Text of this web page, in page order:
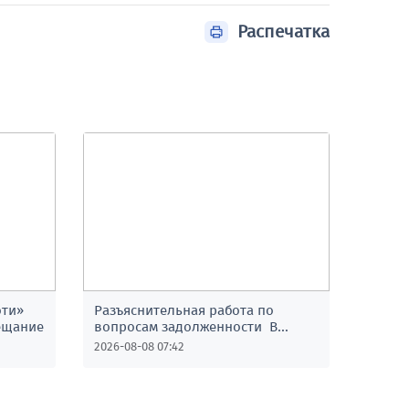
Распечатка
Разъяснительная работа по
вопросам задолженности В
махалле «Истиклол» города
2026-08-08 07:42